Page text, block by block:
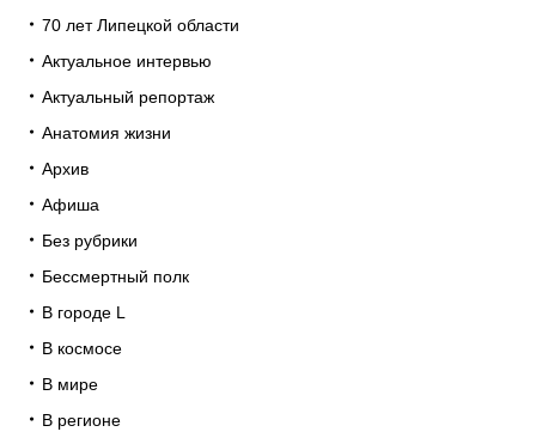
70 лет Липецкой области
Актуальное интервью
Актуальный репортаж
Анатомия жизни
Архив
Афиша
Без рубрики
Бессмертный полк
В городе L
В космосе
В мире
В регионе